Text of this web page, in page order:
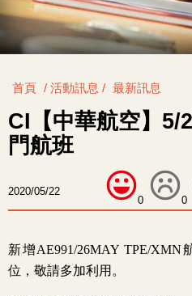
首頁 / 活動訊息 / 最新訊息
CI【中華航空】5/
門航班
0 0
2020/05/22